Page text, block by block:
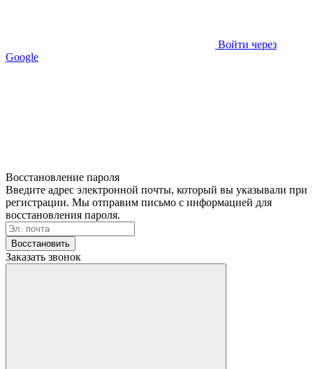
Войти через
Google
Восстановление пароля
Введите адрес электронной почты, который вы указывали при
регистрации. Мы отправим письмо с информацией для
восстановления пароля.
Восстановить
Заказать звонок